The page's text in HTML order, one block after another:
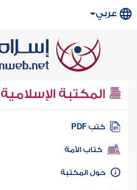
عربي
المكتبة الإسلامية
كتب PDF
كتاب الأمة